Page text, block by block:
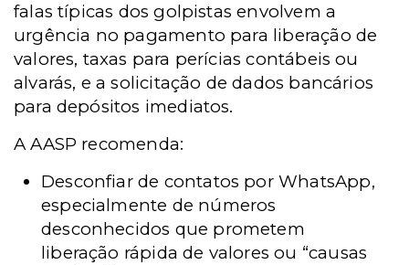
falas típicas dos golpistas envolvem a
urgência no pagamento para liberação de
valores, taxas para perícias contábeis ou
alvarás, e a solicitação de dados bancários
para depósitos imediatos.
A AASP recomenda:
Desconfiar de contatos por WhatsApp,
especialmente de números
desconhecidos que prometem
liberação rápida de valores ou “causas